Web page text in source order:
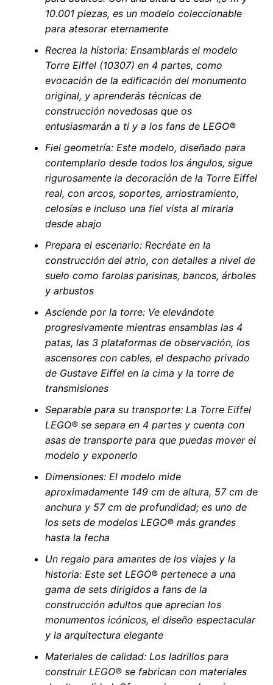
10.001 piezas, es un modelo coleccionable
para atesorar eternamente
Recrea la historia: Ensamblarás el modelo
Torre Eiffel (10307) en 4 partes, como
evocación de la edificación del monumento
original, y aprenderás técnicas de
construcción novedosas que os
entusiasmarán a ti y a los fans de LEGO®
Fiel geometría: Este modelo, diseñado para
contemplarlo desde todos los ángulos, sigue
rigurosamente la decoración de la Torre Eiffel
real, con arcos, soportes, arriostramiento,
celosías e incluso una fiel vista al mirarla
desde abajo
Prepara el escenario: Recréate en la
construcción del atrio, con detalles a nivel de
suelo como farolas parisinas, bancos, árboles
y arbustos
Asciende por la torre: Ve elevándote
progresivamente mientras ensamblas las 4
patas, las 3 plataformas de observación, los
ascensores con cables, el despacho privado
de Gustave Eiffel en la cima y la torre de
transmisiones
Separable para su transporte: La Torre Eiffel
LEGO® se separa en 4 partes y cuenta con
asas de transporte para que puedas mover el
modelo y exponerlo
Dimensiones: El modelo mide
aproximadamente 149 cm de altura, 57 cm de
anchura y 57 cm de profundidad; es uno de
los sets de modelos LEGO® más grandes
hasta la fecha
Un regalo para amantes de los viajes y la
historia: Este set LEGO® pertenece a una
gama de sets dirigidos a fans de la
construcción adultos que aprecian los
monumentos icónicos, el diseño espectacular
y la arquitectura elegante
Materiales de calidad: Los ladrillos para
construir LEGO® se fabrican con materiales